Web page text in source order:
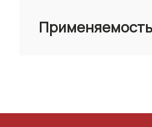
Применяемость